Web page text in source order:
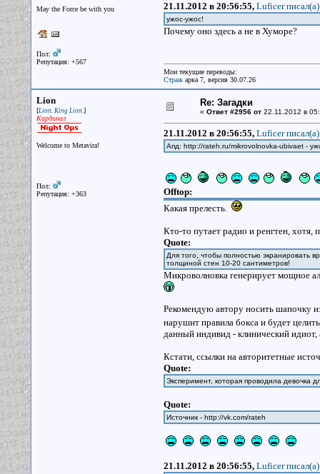
May the Force be with you
Пол:
Репутация: +567
21.11.2012 в 20:56:55, Luficer писал(a)
ужос-ужос!
Почему оно здесь а не в Хуморе?
Мои текущие переводы:
Стражарка 7, версия 30.07.26
Lion
[Lion. King Lion.]
Кардинал
Welcome to Metavira!
Пол:
Репутация: +363
Re: Загадки
« Ответ #2956 от22.11.2012 в
21.11.2012 в 20:56:55, Luficer писал(a)
Апд: http://rateh.ru/mikrovolnovka-ubivaet -
Offtop:
Какая прелесть.
Кто-то путает радио и ренгтен, хотя,
Quote:
Для того, чтобы полностью экранировать
толщиной стен 10-20 сантиметров!
Микроволновка генерирует мощное
Рекомендую автору носить шапочку
нарушит правила бокса и будет
данный индивид - клинический идиот,
Кстати, ссылки на авторитетные
Quote:
Эксперимент, которая проводила девочка
Quote:
Источник - http://vk.com/rateh
21.11.2012 в 20:56:55, Luficer писал(a)